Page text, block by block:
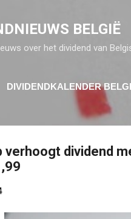
BELGIË
over het dividend van
DIVIDENDKALENDER
verhoogt dividend